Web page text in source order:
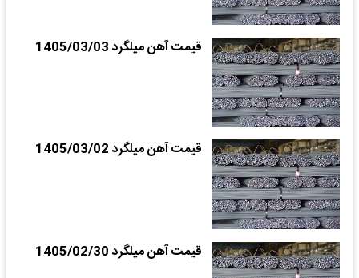
قیمت آهن میلگرد 1405/03/03
قیمت آهن میلگرد 1405/03/02
قیمت آهن میلگرد 1405/02/30